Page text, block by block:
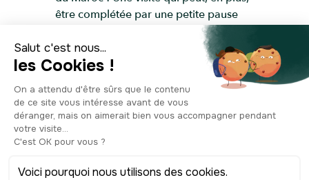
être complétée par une petite pause
sur la terrasse supérieure d’où vous
aurez une très belle vue sur la ville.